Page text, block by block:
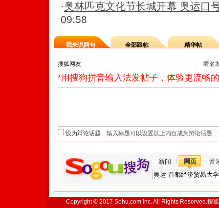
·奥林匹克文化节长城开幕 奥运口
09:58
我来说两句 全部跟帖 精华帖
匿名
*用搜狗拼音输入法发帖子，体验更流畅
设为辩论话题
新闻 网页 音
Copyright © 2017 Sohu.com Inc. All Rights Reserved.搜